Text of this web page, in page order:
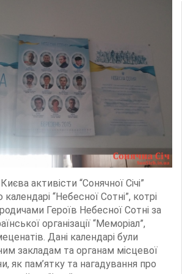
активісти “Сонячної Січі”
“Небесної Сотні”, котрі
Героїв Небесної Сотні за
організації “Меморіал”,
Дані календарі були
закладам та органам місцевої
як пам’ятку та нагадування про